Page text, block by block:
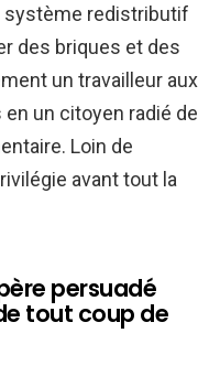
redistributif
des briques et des
un travailleur aux
un citoyen radié de
Loin de
avant tout la
persuadé
tout coup de